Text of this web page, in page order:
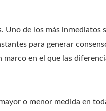
de los más inmediatos
para generar
en el que las
o menor medida en